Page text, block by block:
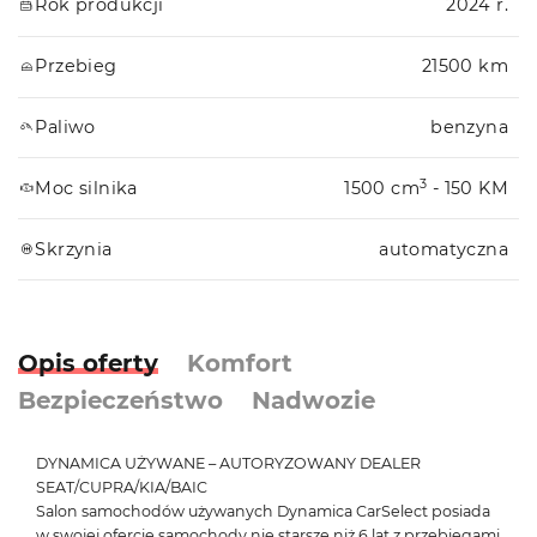
Rok produkcji 2024 r.
Przebieg 21500 km
Paliwo benzyna
Moc silnika 1500 cm3 - 150 KM
Skrzynia automatyczna
Opis oferty
Komfort
Bezpieczeństwo
Nadwozie
DYNAMICA UŻYWANE – AUTORYZOWANY DEALER
SEAT/CUPRA/KIA/BAIC
Salon samochodów używanych Dynamica CarSelect posiada